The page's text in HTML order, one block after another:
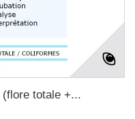
totale +...